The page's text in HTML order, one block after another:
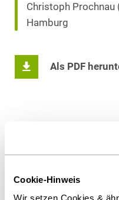
Cookie-Hinweis
Christoph
Hamburg
Als PDF